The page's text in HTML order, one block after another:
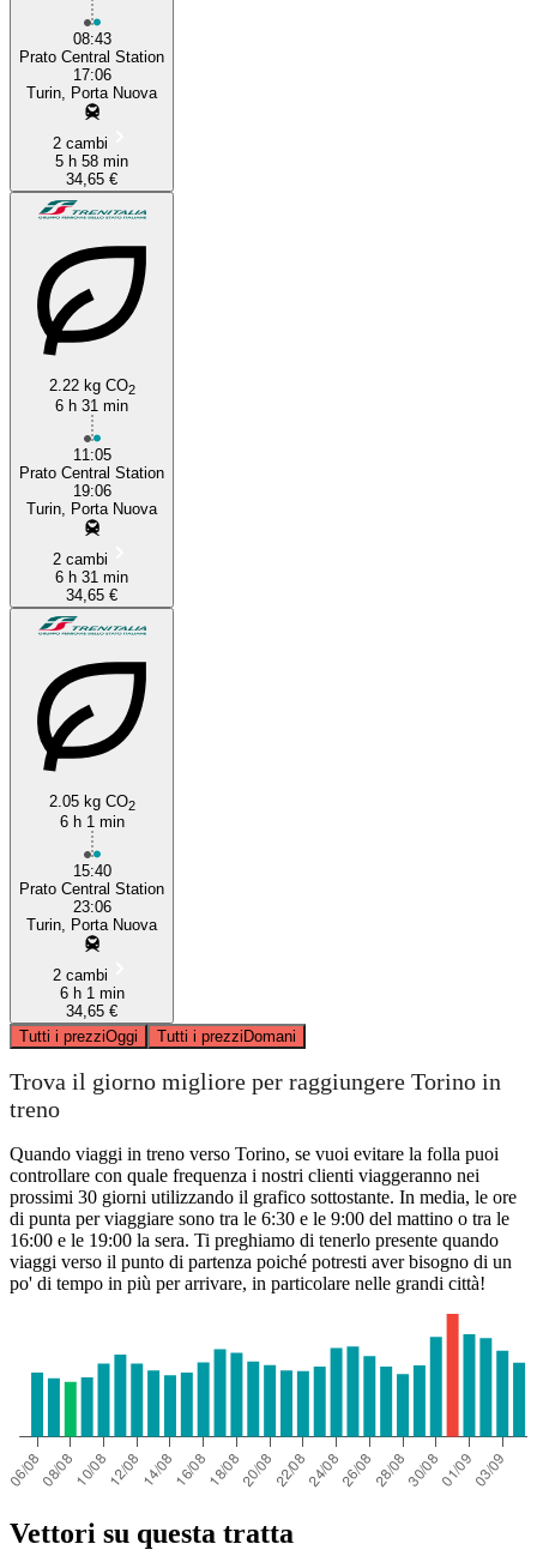
08:43
Prato Central Station
17:06
Turin, Porta Nuova
2 cambi
5 h 58 min
34,65 €
2.22 kg CO2
6 h 31 min
11:05
Prato Central Station
19:06
Turin, Porta Nuova
2 cambi
6 h 31 min
34,65 €
2.05 kg CO2
6 h 1 min
15:40
Prato Central Station
23:06
Turin, Porta Nuova
2 cambi
6 h 1 min
34,65 €
Tutti i prezziOggi Tutti i prezziDomani
Trova il giorno migliore per raggiungere Torino in
treno
Quando viaggi in treno verso Torino, se vuoi evitare la folla puoi
controllare con quale frequenza i nostri clienti viaggeranno nei
prossimi 30 giorni utilizzando il grafico sottostante. In media, le ore
di punta per viaggiare sono tra le 6:30 e le 9:00 del mattino o tra le
16:00 e le 19:00 la sera. Ti preghiamo di tenerlo presente quando
viaggi verso il punto di partenza poiché potresti aver bisogno di un
po' di tempo in più per arrivare, in particolare nelle grandi città!
Vettori su questa tratta